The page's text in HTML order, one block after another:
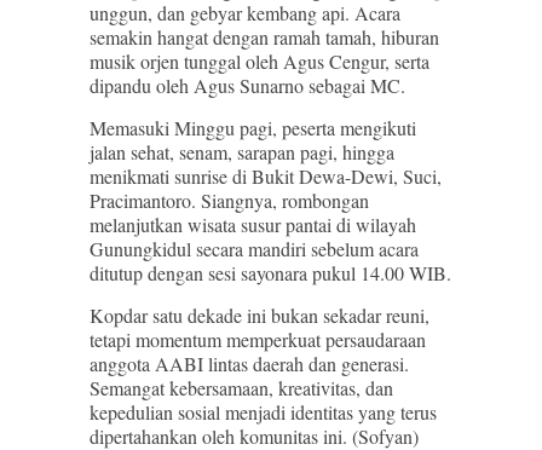
unggun, dan gebyar kembang api. Acara
semakin hangat dengan ramah tamah, hiburan
musik orjen tunggal oleh Agus Cengur, serta
dipandu oleh Agus Sunarno sebagai MC.
Memasuki Minggu pagi, peserta mengikuti
jalan sehat, senam, sarapan pagi, hingga
menikmati sunrise di Bukit Dewa-Dewi, Suci,
Pracimantoro. Siangnya, rombongan
melanjutkan wisata susur pantai di wilayah
Gunungkidul secara mandiri sebelum acara
ditutup dengan sesi sayonara pukul 14.00 WIB.
Kopdar satu dekade ini bukan sekadar reuni,
tetapi momentum memperkuat persaudaraan
anggota AABI lintas daerah dan generasi.
Semangat kebersamaan, kreativitas, dan
kepedulian sosial menjadi identitas yang terus
dipertahankan oleh komunitas ini. (Sofyan)